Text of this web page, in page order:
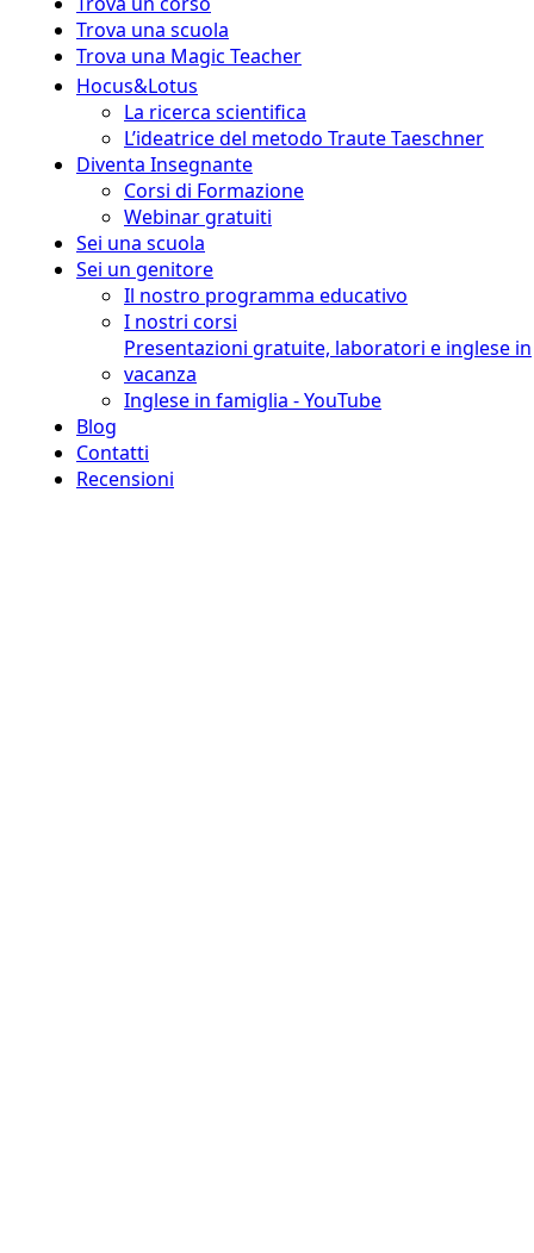
Trova una scuola
Trova una Magic Teacher
Hocus&Lotus
La ricerca scientifica
L’ideatrice del metodo Traute Taeschner
Diventa Insegnante
Corsi di Formazione
Webinar gratuiti
Sei una scuola
Sei un genitore
Il nostro programma educativo
I nostri corsi
Presentazioni gratuite, laboratori e inglese in
vacanza
Inglese in famiglia - YouTube
Blog
Contatti
Recensioni